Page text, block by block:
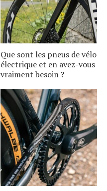
Que sont les pneus de vélo
électrique et en avez-vous
vraiment besoin ?